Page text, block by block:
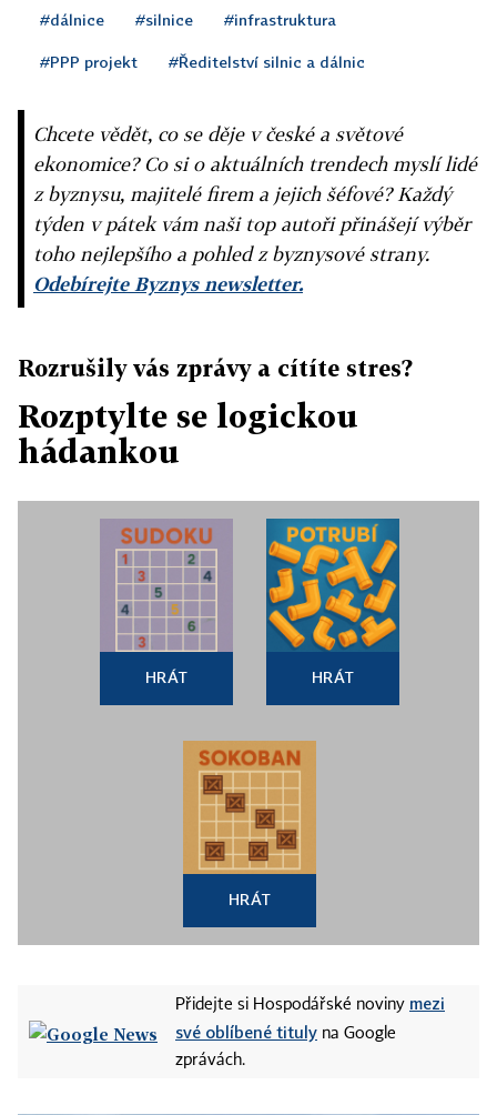
#dálnice #silnice #infrastruktura
#PPP projekt #Ředitelství silnic a dálnic
Chcete vědět, co se děje v české a světové
ekonomice? Co si o aktuálních trendech myslí lidé
z byznysu, majitelé firem a jejich šéfové? Každý
týden v pátek vám naši top autoři přinášejí výběr
toho nejlepšího a pohled z byznysové strany.
Odebírejte Byznys newsletter.
Rozrušily vás zprávy a cítíte stres?
Rozptylte se logickou
hádankou
HRÁT HRÁT
HRÁT
Přidejte si Hospodářské noviny mezi
své oblíbené tituly na Google
zprávách.